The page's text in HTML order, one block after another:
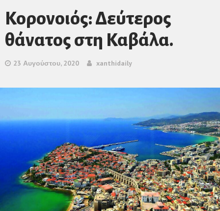
Κορονοιός: Δεύτερος
θάνατος στη Καβάλα.
23 Αυγούστου, 2020 xanthidaily